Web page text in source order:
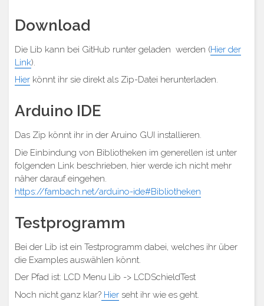
Download
Die Lib kann bei GitHub runter geladen werden (Hier der
Link).
Hier könnt ihr sie direkt als Zip-Datei herunterladen.
Arduino IDE
Das Zip könnt ihr in der Aruino GUI installieren.
Die Einbindung von Bibliotheken im generellen ist unter
folgenden Link beschrieben, hier werde ich nicht mehr
näher darauf eingehen.
https://fambach.net/arduino-ide#Bibliotheken
Testprogramm
Bei der Lib ist ein Testprogramm dabei, welches ihr über
die Examples auswählen könnt.
Der Pfad ist: LCD Menu Lib -> LCDSchieldTest
Noch nicht ganz klar? Hier seht ihr wie es geht.